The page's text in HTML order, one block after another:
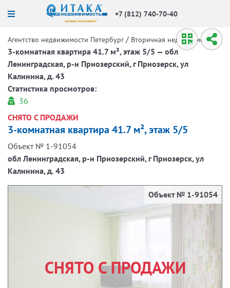
+7 (812) 740-70-40
Агентство недвижимости Петербург / Вторичная недвижимость /
3-комнатная квартира 41.7 м², этаж 5/5 — обл
Ленинградская, р-н Приозерский, г Приозерск, ул
Калинина, д. 43
Статистика просмотров:
36
СНЯТО С ПРОДАЖИ
3-комнатная квартира 41.7 м², этаж 5/5
Объект № 1-91054
обл Ленинградская, р-н Приозерский, г Приозерск, ул
Калинина, д. 43
СНЯТО С ПРОДАЖИ
Объект № 1-91054